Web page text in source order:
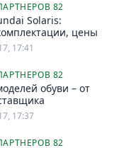
82
Solaris:
цены
17:41
82
обуви – от
17:37
82